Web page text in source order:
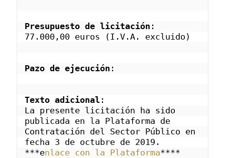
Presupuesto de licitación :
77.000,00 euros (I.V.A. excluido)
Pazo de ejecución :
Texto adicional :
La presente licitación ha sido
publicada en la Plataforma de
Contratación del Sector Público en
fecha 3 de octubre de 2019.
***enlace con la Plataforma****